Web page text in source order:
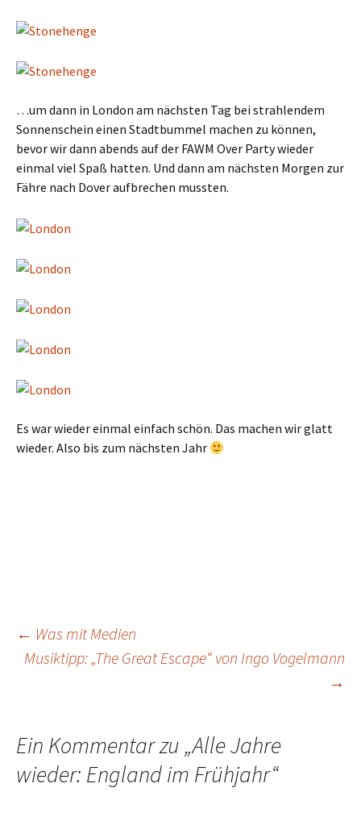
…um dann in London am nächsten Tag bei strahlendem
Sonnenschein einen Stadtbummel machen zu können,
bevor wir dann abends auf der FAWM Over Party wieder
einmal viel Spaß hatten. Und dann am nächsten Morgen zur
Fähre nach Dover aufbrechen mussten.
Es war wieder einmal einfach schön. Das machen wir glatt
wieder. Also bis zum nächsten Jahr
Beitragsnavigation
← Was mit Medien
Musiktipp: „The Great Escape“ von Ingo Vogelmann
→
Ein Kommentar zu „Alle Jahre
wieder: England im Frühjahr“